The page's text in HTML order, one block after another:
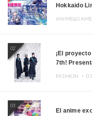
Hokkaido
02
¡El
7th!
FASHION ・
03
El anime